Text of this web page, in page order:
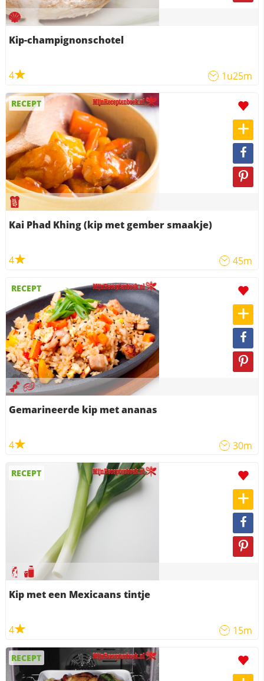
Kip-champignonschotel
4 1u25m
RECEPT
Kai Phad Khing (kip met gember smaakje)
4 45m
RECEPT
Gemarineerde kip met ananas
4 30m
RECEPT
Kip met een Mexicaans tintje
4 15m
RECEPT